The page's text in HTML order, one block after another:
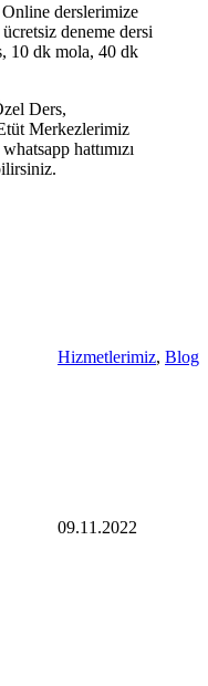
derslerimize
deneme dersi
10 dk mola, 40 dk
Ders,
Merkezlerimiz
hattımızı
Hizmetlerimiz, Blog
09.11.2022